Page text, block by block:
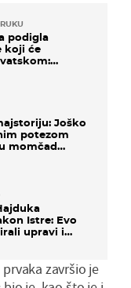
podigla
koji će
Joško
potezom
momčad
Istre: Evo
upravi i
završio je